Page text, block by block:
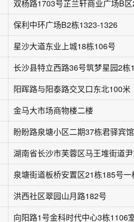
保利中环广场B2栋1323-1326
星沙大道东业上城18栋106号
长沙县特立西路36号筑梦星园2栋
阳晖路与阳泰路交叉口东北100米
金马大市场商物楼二楼
泉塘街道板桥安置区21栋185号一
洪西社区翠园山月路182号
向阳路1号金科时代中心3栋1106